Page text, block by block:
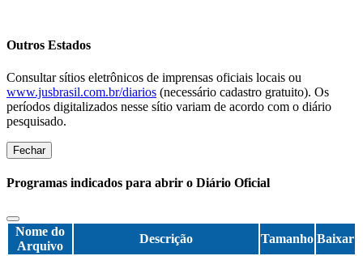
Outros Estados
Consultar sítios eletrônicos de imprensas oficiais locais ou
www.jusbrasil.com.br/diarios (necessário cadastro gratuito). Os
períodos digitalizados nesse sítio variam de acordo com o diário
pesquisado.
Fechar
Programas indicados para abrir o Diário Oficial
Nome do
Arquivo
Descrição Tamanho Baixar